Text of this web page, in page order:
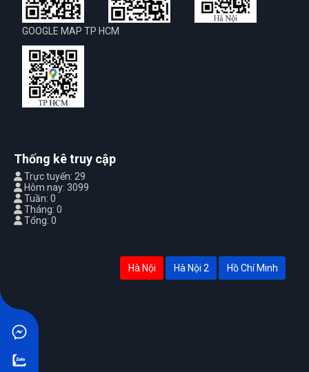
GOOGLE MAP TP HCM
Thống kê truy cập
Trực tuyến: 29
Hôm nay: 3099
Tuần: 0
Tháng: 0
Tổng: 0
Hà Nội Hà Nội 2 Hồ Chí Minh